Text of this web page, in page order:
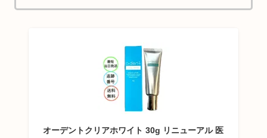
オーデントクリアホワイト 30g リニューアル 医